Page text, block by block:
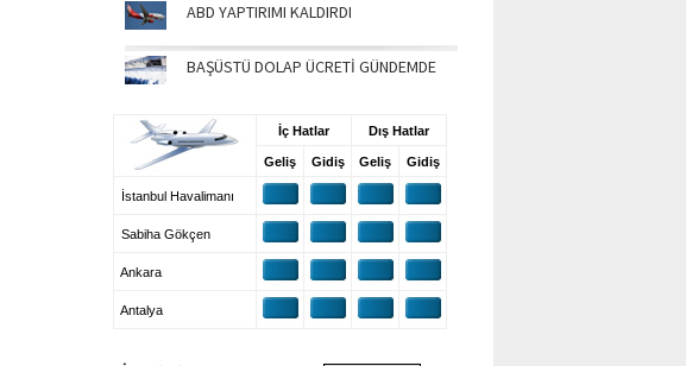
ABD YAPTIRIMI KALDIRDI
BAŞÜSTÜ DOLAP ÜCRETİ GÜNDEMDE
İç Hatlar Dış Hatlar
Geliş Gidiş Geliş Gidiş
İstanbul Havalimanı
Sabiha Gökçen
Ankara
Antalya